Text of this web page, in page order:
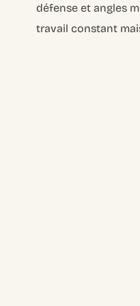
défense et angles
travail constant